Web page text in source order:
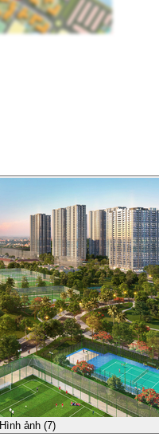
Hình ảnh (7)